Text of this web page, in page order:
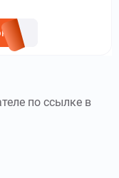
по ссылке в